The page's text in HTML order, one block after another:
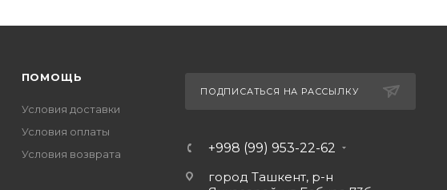
ПОМОЩЬ
Условия доставки
Условия оплаты
Условия возврата
ПОДПИСАТЬСЯ НА РАССЫЛКУ
+998 (99) 953-22-62
город Ташкент, р-н